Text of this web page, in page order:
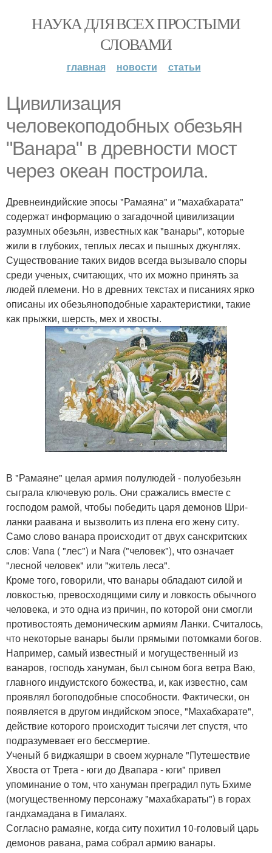
НАУКА ДЛЯ ВСЕХ ПРОСТЫМИ
СЛОВАМИ
главная новости статьи
Цивилизация
человекоподобных обезьян
"Ванара" в древности мост
через океан построила.
Древнеиндийские эпосы "Рамаяна" и "махабхарата"
содержат информацию о загадочной цивилизации
разумных обезьян, известных как "ванары", которые
жили в глубоких, теплых лесах и пышных джунглях.
Существование таких видов всегда вызывало споры
среди ученых, считающих, что их можно принять за
людей племени. Но в древних текстах и писаниях ярко
описаны их обезьяноподобные характеристики, такие
как прыжки, шерсть, мех и хвосты.
В "Рамаяне" целая армия полулюдей - полуобезьян
сыграла ключевую роль. Они сражались вместе с
господом рамой, чтобы победить царя демонов Шри-
ланки раавана и вызволить из плена его жену ситу.
Само слово ванара происходит от двух санскритских
слов: Vana ( "лес") и Nara ("человек"), что означает
"лесной человек" или "житель леса".
Кроме того, говорили, что ванары обладают силой и
ловкостью, превосходящими силу и ловкость обычного
человека, и это одна из причин, по которой они смогли
противостоять демоническим армиям Ланки. Считалось,
что некоторые ванары были прямыми потомками богов.
Например, самый известный и могущественный из
ванаров, господь хануман, был сыном бога ветра Ваю,
главного индуистского божества, и, как известно, сам
проявлял богоподобные способности. Фактически, он
появляется в другом индийском эпосе, "Махабхарате",
действие которого происходит тысячи лет спустя, что
подразумевает его бессмертие.
Ученый б виджаяшри в своем журнале "Путешествие
Хвоста от Трета - юги до Двапара - юги" привел
упоминание о том, что хануман преградил путь Бхиме
(могущественному персонажу "махабхараты") в горах
гандхамадана в Гималаях.
Согласно рамаяне, когда ситу похитил 10-головый царь
демонов равана, рама собрал армию ванары.